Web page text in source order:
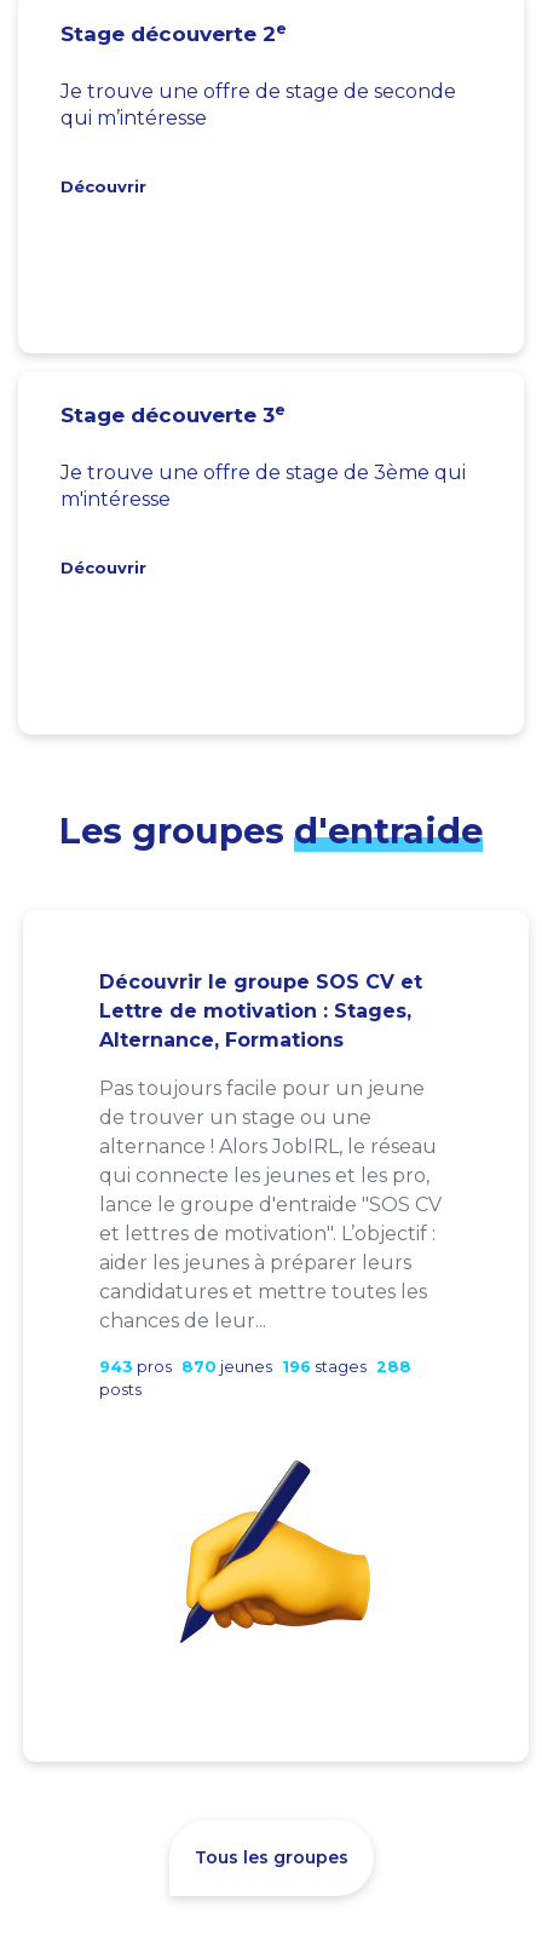
Stage découverte 2e
Je trouve une offre de stage de seconde
qui m’intéresse
Découvrir
Stage découverte 3e
Je trouve une offre de stage de 3ème qui
m'intéresse
Découvrir
Les groupes d'entraide
Découvrir le groupe SOS CV et
Lettre de motivation : Stages,
Alternance, Formations
Pas toujours facile pour un jeune
de trouver un stage ou une
alternance ! Alors JobIRL, le réseau
qui connecte les jeunes et les pro,
lance le groupe d'entraide "SOS CV
et lettres de motivation". L’objectif :
aider les jeunes à préparer leurs
candidatures et mettre toutes les
chances de leur...
943 pros 870 jeunes 196 stages 288
posts
Tous les groupes